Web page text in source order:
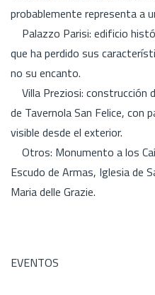
probablemente representa a
Palazzo Parisi: edificio
que ha perdido sus
no su encanto.
Villa Preziosi: construcción
de Tavernola San Felice, con
visible desde el exterior.
Otros: Monumento a los
Escudo de Armas, Iglesia de
Maria delle Grazie.
EVENTOS